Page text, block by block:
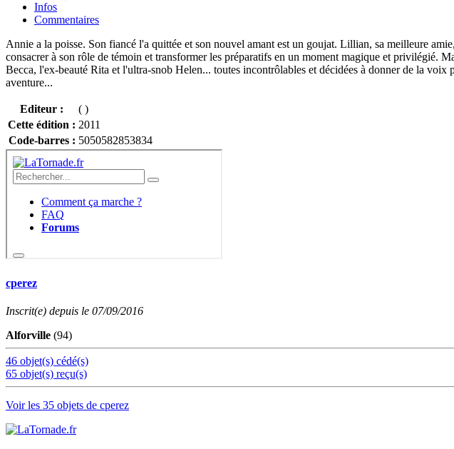
Infos
Commentaires
Annie a la poisse. Son fiancé l'a quittée et son nouvel amant est un goujat. Lillian, sa meilleure
consacrer à son rôle de témoin et transformer les préparatifs en un moment magique et privilégié.
Becca, l'ex-beauté Rita et l'ultra-snob Helen... toutes incontrôlables et décidées à donner de la
aventure...
Editeur :
( )
Cette édition : 2011
Code-barres : 5050582853834
cperez
Inscrit(e) depuis le 07/09/2016
Alforville (94)
46 objet(s) cédé(s)
65 objet(s) reçu(s)
Voir les 35 objets de cperez